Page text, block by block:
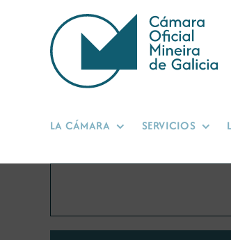
contenido
LA CÁMARA SERVICIOS